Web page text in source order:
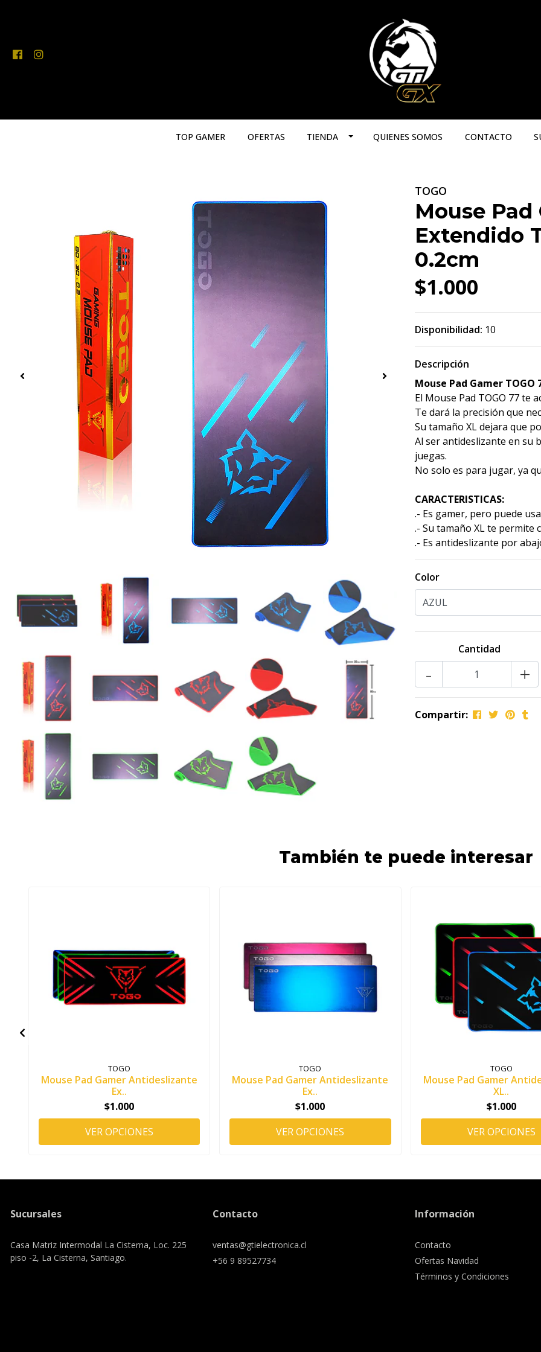
TOP GAMER OFERTAS TIENDA QUIENES SOMOS CONTACTO
TOGO
Mouse
Extendido
0.2cm
$1.000
Disponibilidad: 10
Descripción
Mouse Pad Gamer TOGO
El Mouse Pad TOGO 77 te
Te dará la precisión que
Su tamaño XL dejara que
Al ser antideslizante en su
juegas.
No solo es para jugar, ya
CARACTERISTICAS:
.- Es gamer, pero puede
.- Su tamaño XL te permite
.- Es antideslizante por
Color
Cantidad
+
-
Compartir:
También te puede interesar
TOGO
Mouse Pad Gamer Antideslizante
Ex..
$1.000
VER OPCIONES
TOGO
Mouse Pad Gamer Antideslizante
Ex..
$1.000
VER OPCIONES
TOGO
Mouse Pad Gamer
XL..
$1.000
VER OPCIONES
Sucursales
Casa Matriz Intermodal La Cisterna, Loc. 225
piso -2, La Cisterna, Santiago.
Contacto
ventas@gtielectronica.cl
+56 9 89527734
Información
Contacto
Ofertas Navidad
Términos y Condiciones